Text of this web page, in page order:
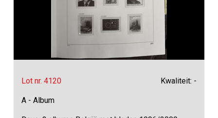
Lot nr. 4120 Kwaliteit: -
A - Album